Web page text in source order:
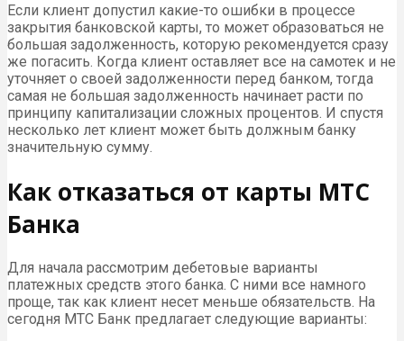
Если клиент допустил какие-то ошибки в процессе
закрытия банковской карты, то может образоваться не
большая задолженность, которую рекомендуется сразу
же погасить. Когда клиент оставляет все на самотек и не
уточняет о своей задолженности перед банком, тогда
самая не большая задолженность начинает расти по
принципу капитализации сложных процентов. И спустя
несколько лет клиент может быть должным банку
значительную сумму.
Как отказаться от карты МТС
Банка
Для начала рассмотрим дебетовые варианты
платежных средств этого банка. С ними все намного
проще, так как клиент несет меньше обязательств. На
сегодня МТС Банк предлагает следующие варианты: